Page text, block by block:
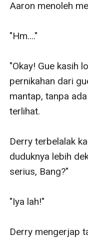
Aaron menoleh
"Hm...."
"Okay! Gue kasih
pernikahan dari
mantap, tanpa
terlihat.
Derry terbelalak
duduknya lebih
serius, Bang?"
"Iya lah!"
Derry mengerjap